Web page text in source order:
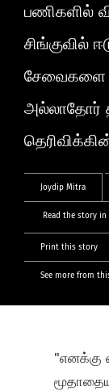
பணிகளில்
சிங்குவில்
சேவைகளை
அல்லாதோர்
Joydip Mitra
Read the story
Print this story
See more from
"எனக்கு